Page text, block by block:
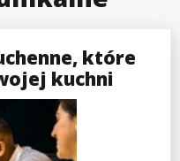
które
kuchni